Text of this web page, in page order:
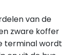
van de
zware koffer
terminal wordt